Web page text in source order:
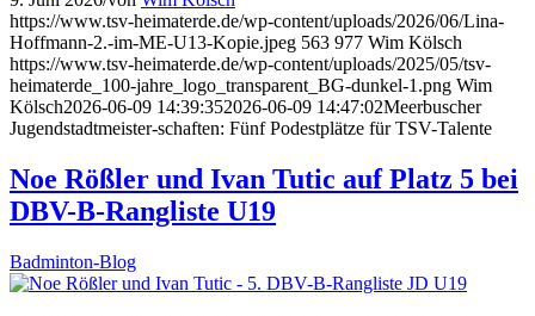
https://www.tsv-heimaterde.de/wp-content/uploads/2026/06/Lina-
Hoffmann-2.-im-ME-U13-Kopie.jpeg 563 977 Wim Kölsch
https://www.tsv-heimaterde.de/wp-content/uploads/2025/05/tsv-
heimaterde_100-jahre_logo_transparent_BG-dunkel-1.png Wim
Kölsch2026-06-09 14:39:352026-06-09 14:47:02Meerbuscher
Jugendstadtmeister-schaften: Fünf Podestplätze für TSV-Talente
Noe Rößler und Ivan Tutic auf Platz 5 bei
DBV-B-Rangliste U19
Badminton-Blog